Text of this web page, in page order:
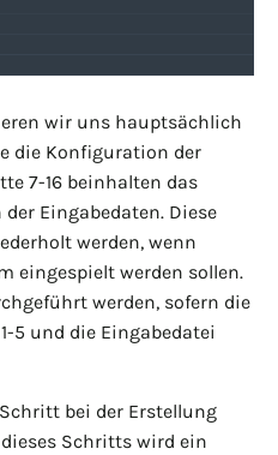
wir uns hauptsächlich
die Konfiguration der
7-16 beinhalten das
Eingabedaten. Diese
werden, wenn
eingespielt werden sollen.
werden, sofern die
5 und die Eingabedatei
bei der Erstellung
Schritts wird ein